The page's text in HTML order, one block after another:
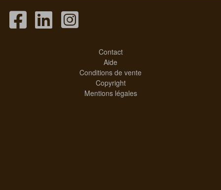
Contact
Aide
Conditions de vente
Copyright
Mentions légales